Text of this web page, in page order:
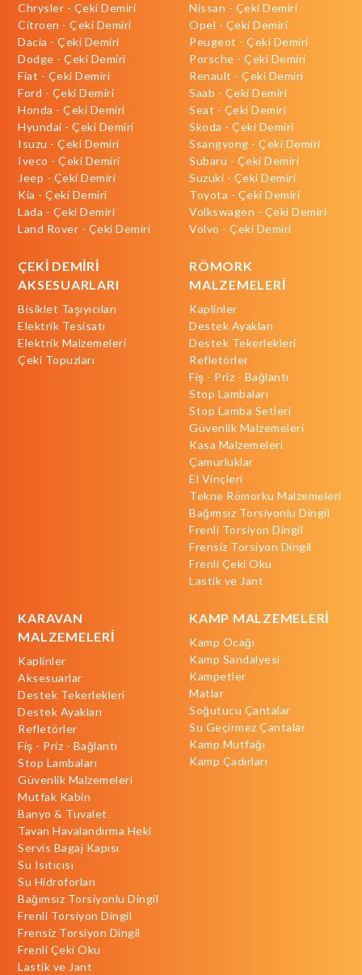
Chrysler - Çeki Demiri
Citroen - Çeki Demiri
Dacia - Çeki Demiri
Dodge - Çeki Demiri
Fiat - Çeki Demiri
Ford - Çeki Demiri
Honda - Çeki Demiri
Hyundai - Çeki Demiri
Isuzu - Çeki Demiri
Iveco - Çeki Demiri
Jeep - Çeki Demiri
Kia - Çeki Demiri
Lada - Çeki Demiri
Land Rover - Çeki Demiri
Nissan - Çeki Demiri
Opel - Çeki Demiri
Peugeot - Çeki Demiri
Porsche - Çeki Demiri
Renault - Çeki Demiri
Saab - Çeki Demiri
Seat - Çeki Demiri
Skoda - Çeki Demiri
Ssangyong - Çeki Demiri
Subaru - Çeki Demiri
Suzuki - Çeki Demiri
Toyota - Çeki Demiri
Volkswagen - Çeki Demiri
Volvo - Çeki Demiri
ÇEKİ DEMİRİ
AKSESUARLARI
Bisiklet Taşıyıcıları
Elektrik Tesisatı
Elektrik Malzemeleri
Çeki Topuzları
RÖMORK
MALZEMELERİ
Kaplinler
Destek Ayakları
Destek Tekerlekleri
Refletörler
Fiş - Priz - Bağlantı
Stop Lambaları
Stop Lamba Setleri
Güvenlik Malzemeleri
Kasa Malzemeleri
Çamurluklar
El Vinçleri
Tekne Römorku Malzemeleri
Bağımsız Torsiyonlu Dingil
Frenli Torsiyon Dingil
Frensiz Torsiyon Dingil
Frenli Çeki Oku
Lastik ve Jant
KARAVAN
MALZEMELERİ
Kaplinler
Aksesuarlar
Destek Tekerlekleri
Destek Ayakları
Refletörler
Fiş - Priz - Bağlantı
Stop Lambaları
Güvenlik Malzemeleri
Mutfak Kabin
Banyo & Tuvalet
Tavan Havalandırma Heki
Servis Bagaj Kapısı
Su Isıtıcısı
Su Hidroforları
Bağımsız Torsiyonlu Dingil
Frenli Torsiyon Dingil
Frensiz Torsiyon Dingil
Frenli Çeki Oku
Lastik ve Jant
KAMP MALZEMELERİ
Kamp Ocağı
Kamp Sandalyesi
Kampetler
Matlar
Soğutucu Çantalar
Su Geçirmez Çantalar
Kamp Mutfağı
Kamp Çadırları